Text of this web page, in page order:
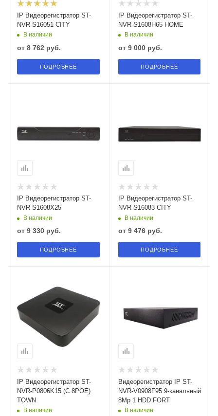
IP Видеорегистратор ST-
NVR-S16051 CITY
В наличии
от 8 762 руб.
ПОДРОБНЕЕ
IP Видеорегистратор ST-
NVR-S1608H65 HOME
В наличии
от 9 000 руб.
ПОДРОБНЕЕ
IP Видеорегистратор ST-
NVR-S1608X25
В наличии
от 9 330 руб.
ПОДРОБНЕЕ
IP Видеорегистратор ST-
NVR-S16083 CITY
В наличии
от 9 476 руб.
ПОДРОБНЕЕ
IP Видеорегистратор ST-
NVR-P0806K15 (С 8РОЕ)
TOWN
В наличии
Видеорегистратор IP ST-
NVR-V0908F95 9-канальный
8Mp 1 HDD FORT
В наличии